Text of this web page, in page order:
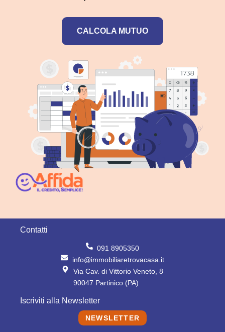
CALCOLA MUTUO
Contatti
091 8905350
info@immobiliaretrovacasa.it
Via Cav. di Vittorio Veneto, 8
90047 Partinico (PA)
Iscriviti alla Newsletter
NEWSLETTER